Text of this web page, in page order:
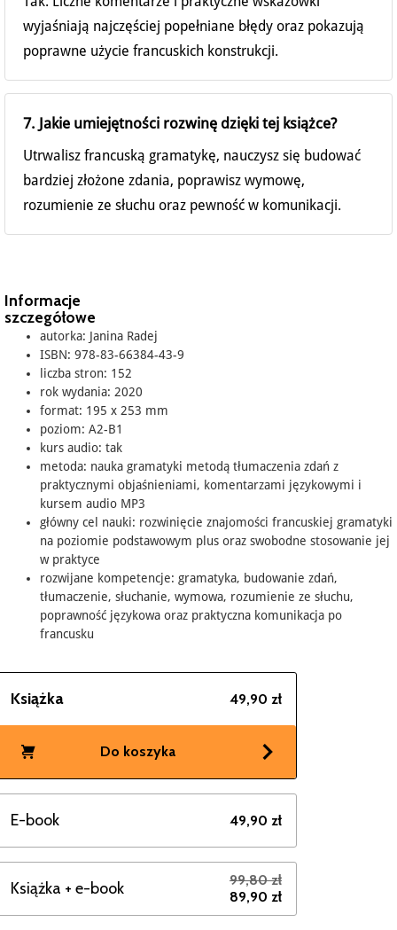
wyjaśniają najczęściej popełniane błędy oraz pokazują
poprawne użycie francuskich konstrukcji.
7. Jakie umiejętności rozwinę dzięki tej książce?
Utrwalisz francuską gramatykę, nauczysz się budować
bardziej złożone zdania, poprawisz wymowę,
rozumienie ze słuchu oraz pewność w komunikacji.
Informacje
szczegółowe
autorka: Janina Radej
ISBN: 978-83-66384-43-9
liczba stron: 152
rok wydania: 2020
format: 195 x 253 mm
poziom: A2-B1
kurs audio: tak
metoda: nauka gramatyki metodą tłumaczenia zdań z
praktycznymi objaśnieniami, komentarzami językowymi i
kursem audio MP3
główny cel nauki: rozwinięcie znajomości francuskiej gramatyki
na poziomie podstawowym plus oraz swobodne stosowanie jej
w praktyce
rozwijane kompetencje: gramatyka, budowanie zdań,
tłumaczenie, słuchanie, wymowa, rozumienie ze słuchu,
poprawność językowa oraz praktyczna komunikacja po
francusku
Książka 49,90 zł
Do koszyka
E-book 49,90 zł
Książka + e-book
99,80 zł
89,90 zł